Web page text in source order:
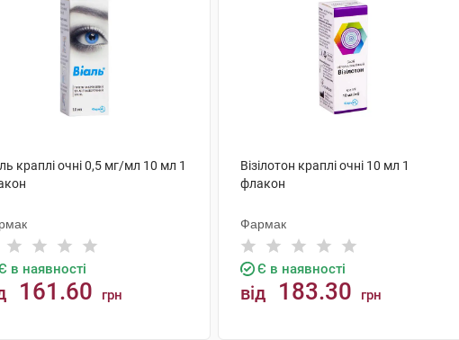
краплі очні 0,5 мг/мл 10 мл 1
в наявності
161.60 грн
Візілотон краплі очні 10 мл 1
флакон
Фармак
Є в наявності
від 183.30 грн